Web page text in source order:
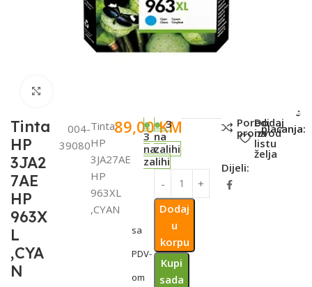
Tinta
HP
3JA2
7AE
HP
963X
L
,CYA
N
004-
39080
Tinta
HP
3JA27AE
HP
963XL
,CYAN
89,00KM
sa
PDV-
om
3
na
zalihi
3
na
zalihi
Dodaj
u
korpu
Kupi
sada
Poredi
proizvod
Dodaj
na
listu
želja
Dijeli:
Metode
plaćanja: